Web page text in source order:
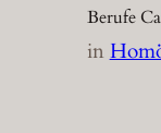
Berufe
in